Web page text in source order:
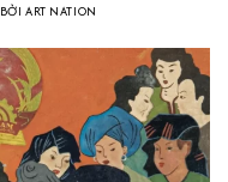
BỞIART NATION